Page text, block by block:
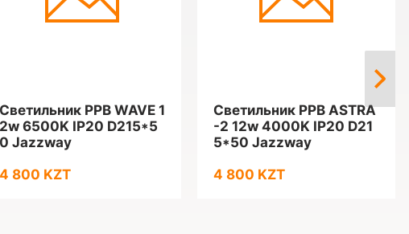
Светильник PPB WAVE 1
2w 6500K IP20 D215*5
0 Jazzway
4 800 KZT
Светильник PPB ASTRA
-2 12w 4000K IP20 D21
5*50 Jazzway
4 800 KZT